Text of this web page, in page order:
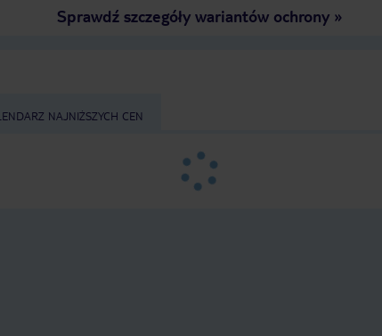
Sprawdź szczegóły wariantów ochrony»
NAJNIŻSZYCH CEN